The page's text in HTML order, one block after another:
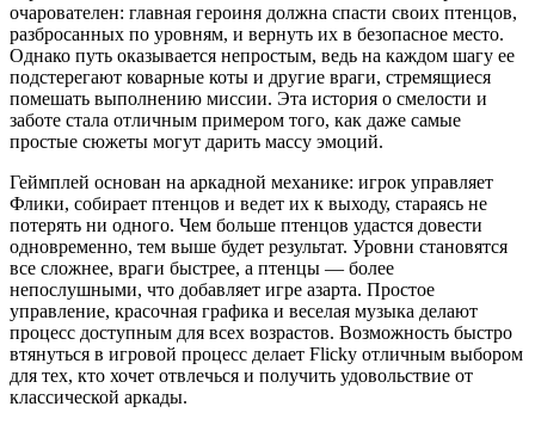
очарователен: главная героиня должна спасти своих птенцов,
разбросанных по уровням, и вернуть их в безопасное место.
Однако путь оказывается непростым, ведь на каждом шагу ее
подстерегают коварные коты и другие враги, стремящиеся
помешать выполнению миссии. Эта история о смелости и
заботе стала отличным примером того, как даже самые
простые сюжеты могут дарить массу эмоций.
Геймплей основан на аркадной механике: игрок управляет
Флики, собирает птенцов и ведет их к выходу, стараясь не
потерять ни одного. Чем больше птенцов удастся довести
одновременно, тем выше будет результат. Уровни становятся
все сложнее, враги быстрее, а птенцы — более
непослушными, что добавляет игре азарта. Простое
управление, красочная графика и веселая музыка делают
процесс доступным для всех возрастов. Возможность быстро
втянуться в игровой процесс делает Flicky отличным выбором
для тех, кто хочет отвлечься и получить удовольствие от
классической аркады.